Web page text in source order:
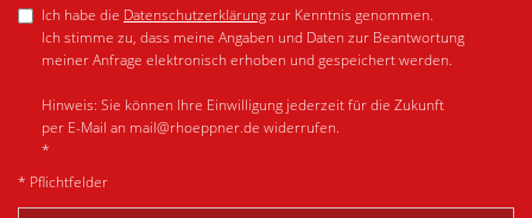
Ich habe die Datenschutzerklärungzur Kenntnis genommen.
Ich stimme zu, dass meine Angaben und Daten zur Beantwortung
meiner Anfrage elektronisch erhoben und gespeichert werden.
Hinweis: Sie können Ihre Einwilligung jederzeit für die Zukunft
per E-Mail an mail@rhoeppner.de widerrufen.
*
* Pflichtfelder